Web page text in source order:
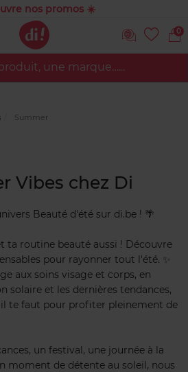
nos promos ☀️
0
une marque…...
Summer
Vibes chez Di
Beauté d'été sur di.be ! 🌴
ta routine beauté aussi ! Découvre
pour rayonner tout l'été. ✨
aux soins visage et corps, en
solaire et les dernières tendances,
te faut pour profiter pleinement de
un festival, une journée à la
moment de détente au soleil, nous